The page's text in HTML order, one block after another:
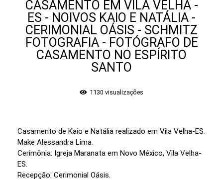
CASAMENTO EM VILA VELHA -
ES - NOIVOS KAIO E NATÁLIA -
CERIMONIAL OÁSIS - SCHMITZ
FOTOGRAFIA - FOTÓGRAFO DE
CASAMENTO NO ESPÍRITO
SANTO
1130 visualizações
Casamento de Kaio e Natália realizado em Vila Velha-ES.
Make Alessandra Lima.
Cerimônia: Igreja Maranata em Novo México, Vila Velha-
ES.
Recepção: Cerimonial Oásis.